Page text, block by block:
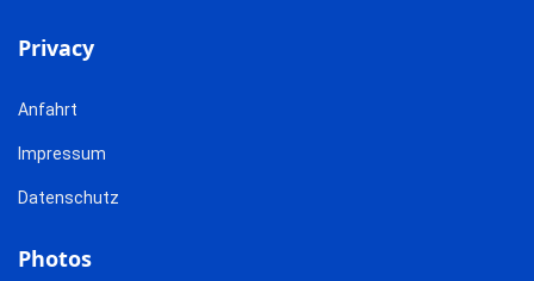
Privacy
Anfahrt
Impressum
Datenschutz
Photos